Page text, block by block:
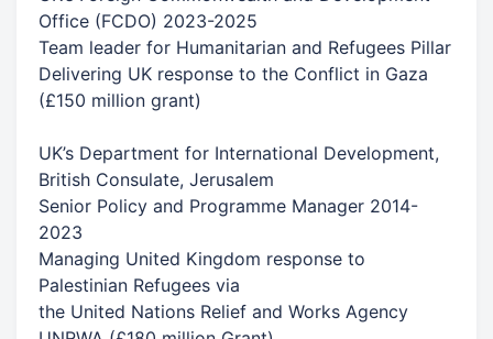
Office (FCDO) 2023-2025
Team leader for Humanitarian and Refugees Pillar
Delivering UK response to the Conflict in Gaza
(£150 million grant)
UK’s Department for International Development,
British Consulate, Jerusalem
Senior Policy and Programme Manager 2014-
2023
Managing United Kingdom response to
Palestinian Refugees via
the United Nations Relief and Works Agency